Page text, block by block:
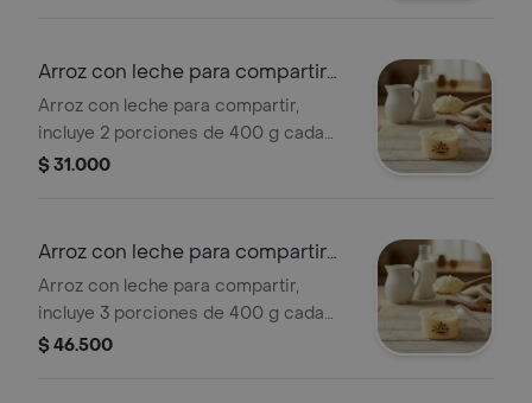
Arroz con leche para compartir
x2
Arroz con leche para compartir,
incluye 2 porciones de 400 g cada
una.
$ 31.000
Arroz con leche para compartir
x3
Arroz con leche para compartir,
incluye 3 porciones de 400 g cada
una. Ideal para disfrutar en grupo.
$ 46.500